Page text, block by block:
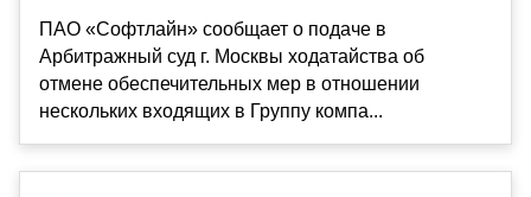
ПАО «Софтлайн» сообщает о подаче в
Арбитражный суд г. Москвы ходатайства об
отмене обеспечительных мер в отношении
нескольких входящих в Группу компа...